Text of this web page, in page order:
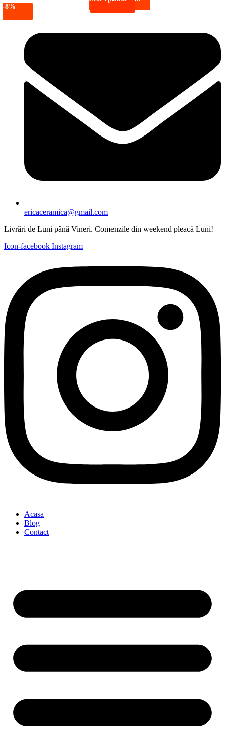
la
ericaceramica@gmail.com
Livrări de Luni până Vineri. Comenzile din weekend pleacă Luni!
Icon-facebook Instagram
Acasa
Blog
Contact
-8%